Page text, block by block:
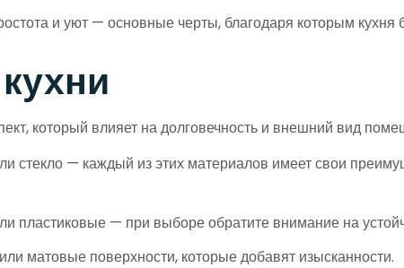
и уют — основные черты, благодаря которым кухня
который влияет на долговечность и внешний вид
стекло — каждый из этих материалов имеет свои
пластиковые — при выборе обратите внимание на
матовые поверхности, которые добавят изысканности.